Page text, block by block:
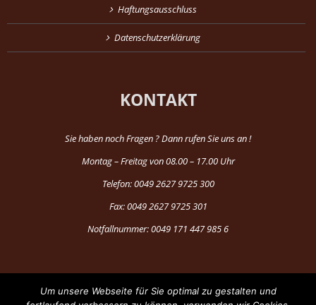
Haftungsausschluss
Datenschutzerklärung
KONTAKT
Sie haben noch Fragen ? Dann rufen Sie uns an !
Montag – Freitag von 08.00 – 17.00 Uhr
Telefon: 0049 2627 9725 300
Fax: 0049 2627 9725 301
Notfallnummer: 0049 171 447 985 6
Um unsere Webseite für Sie optimal zu gestalten und